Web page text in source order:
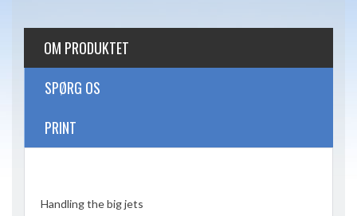
OM PRODUKTET
SPØRG OS
PRINT
Handling the big jets